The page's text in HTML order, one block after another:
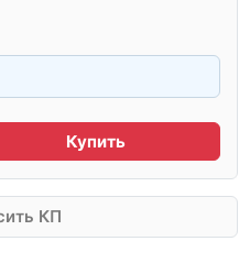
Купить
КП